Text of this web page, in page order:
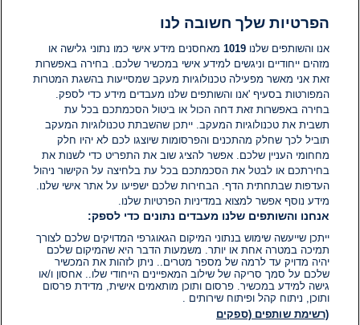
תגובות
אין עדיין תגובות. היה הראשון להגיב
הוסף תגובה
הפרטיות שלך חשובה לנו
אנו והשותפים שלנו1019 מאחסנים מידע אישי כמו נתוני גלישה או
מזהים ייחודיים וניגשים למידע אישי במכשיר שלכם. בחירה באפשרות
זאת אני מאשר מפעילה טכנולוגיות מעקב שמסייעות בהשגת המטרות
המפורטות בסעיף 'אנו והשותפים שלנו מעבדים מידע כדי לספק.
בחירה באפשרות זאת דחה הכול או ביטול הסכמתכם בכל עת
תשבית את טכנולוגיות המעקב. ייתכן שהשבתת טכנולוגיות המעקב
תוביל לכך שחלק מהתכנים והפרסומות שיוצגו לכם לא יהיו חלק
מחחומי העניין שלכם. אפשר להציג שוב את התפריט כדי לשנות את
בחירתכם או לבטל את הסכמתכם בכל עת בלחיצה על הקישור ניהול
העדפות שבתחתית הדף. הבחירות שלכם ישפיעו על אתר אישי שלנו.
מידע נוסף אפשר למצוא במדיניות הפרטיות שלנו.
אנחנו והשותפים שלנו מעבדים נתונים כדי לספק:
ייתכן שייעשה שימוש בנתוני המיקום הגאוגרפי המדויקים שלכם לצורך
תמיכה במטרה אחת או יותר. משמעות הדבר היא שהמיקום שלכם
יהיה מדויק עד לרמה של מספר מטרים.. ניתן לזהות את המכשיר
שלכם על סמך סריקה של שילוב המאפיינים הייחודי שלו.. אחסון ו/או
גישה למידע במכשיר. פרסום ותוכן מותאמים אישית, מדידת פרסום
ותוכן, ניתוח קהל ופיתוח שירותים .
(רשימת שותפים (ספקים